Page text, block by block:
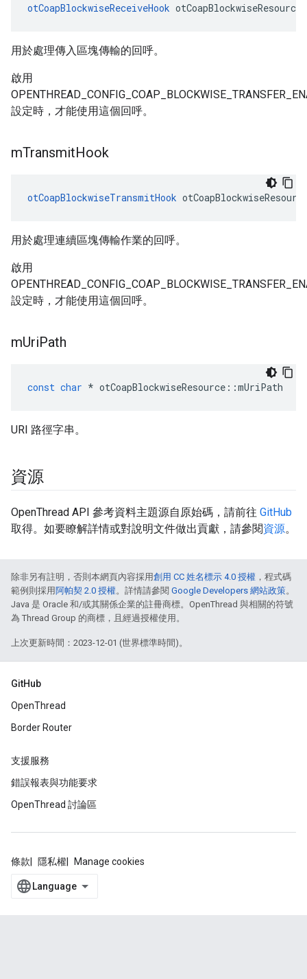
otCoapBlockwiseReceiveHook otCoapBlockwiseResource
用於處理傳入區塊傳輸的回呼。
啟用
設定時，才能使用這個回呼。
mTransmitHook
otCoapBlockwiseTransmitHook
用於處理連續區塊傳輸作業的回呼。
啟用
設定時，才能使用這個回呼。
mUriPath
const char * otCoapBlockwiseResource ::mUriPath
URI 路徑字串。
資源
OpenThread API 參考資料主題源自原始碼，請前往 GitHub
取得。如要瞭解詳情或對說明文件做出貢獻，請參閱資源。
除非另有註明，否則本網頁內容採用創用 CC 姓名標示 4.0 授權 ，程式碼
範例則採用 阿帕契 2.0 授權。詳情請參閱 Google Developers 網站政策。
Java 是 Oracle 和/或其關係企業的註冊商標。OpenThread 與相關的符號
為 Thread Group 的商標，且經過授權使用。
上次更新時間：2023-12-01 (世界標準時間)。
GitHub
OpenThread
Border Router
支援服務
錯誤報表與功能要求
OpenThread 討論區
條款 隱私權 Manage cookies